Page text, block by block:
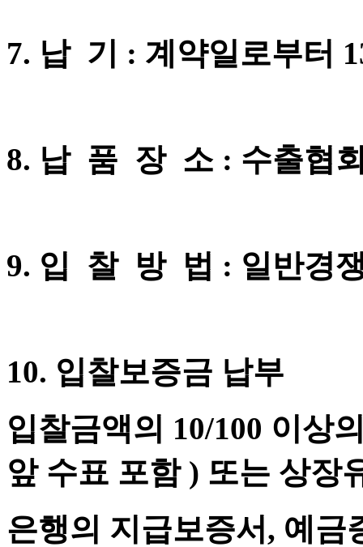
7. 납 기 : 계약일로부터
8. 납 품 장 소 : 수출협
9. 입 찰 방 법 : 일반경
10. 입찰​보증금 납부
입찰금액의 10/100 이상
앞 수표 포함 ) 또는 상장
은행의 지급보증서, 예금